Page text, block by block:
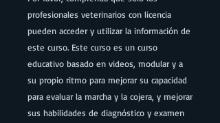
profesionales veterinarios con licencia
pueden acceder y utilizar la información de
este curso. Este curso es un curso
educativo basado en videos, modular y a
su propio ritmo para mejorar su capacidad
para evaluar la marcha y la cojera, y mejorar
sus habilidades de diagnóstico y examen